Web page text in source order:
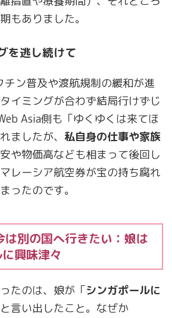
もありました。
を逃し続けて
ン普及や渡航規制の緩和が進
イミングが合わず結局行けずじ
Asia側も「ゆくゆくは来てほ
ましたが、 私自身の仕事や家族
や物価高なども相まって後回し
レーシア航空券が宝の持ち腐れ
ったのです。
別の国へ行きたい：娘は
興味津々
たのは、娘が「シンガポールに
言い出したこと。なぜか